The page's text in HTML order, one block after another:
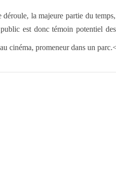
déroule, la majeure partie du
est donc témoin potentiel
cinéma, promeneur dans un